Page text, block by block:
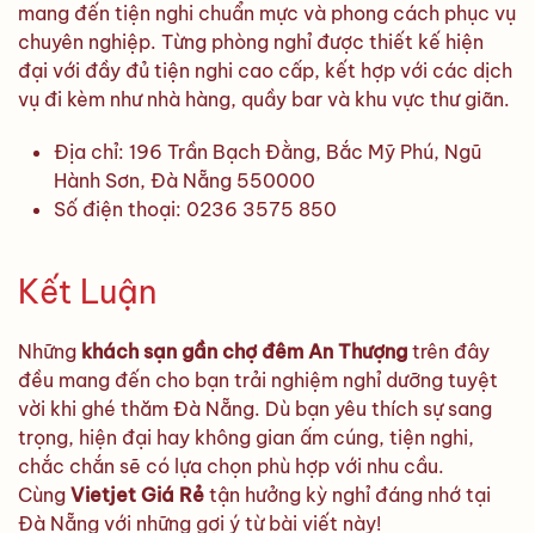
mang đến tiện nghi chuẩn mực và phong cách phục vụ
chuyên nghiệp. Từng phòng nghỉ được thiết kế hiện
đại với đầy đủ tiện nghi cao cấp, kết hợp với các dịch
vụ đi kèm như nhà hàng, quầy bar và khu vực thư giãn.
Địa chỉ: 196 Trần Bạch Đằng, Bắc Mỹ Phú, Ngũ
Hành Sơn, Đà Nẵng 550000
Số điện thoại: 0236 3575 850
Kết Luận
Những khách sạn gần chợ đêm An Thượng trên đây
đều mang đến cho bạn trải nghiệm nghỉ dưỡng tuyệt
vời khi ghé thăm Đà Nẵng. Dù bạn yêu thích sự sang
trọng, hiện đại hay không gian ấm cúng, tiện nghi,
chắc chắn sẽ có lựa chọn phù hợp với nhu cầu.
Cùng Vietjet Giá Rẻ tận hưởng kỳ nghỉ đáng nhớ tại
Đà Nẵng với những gợi ý từ bài viết này!